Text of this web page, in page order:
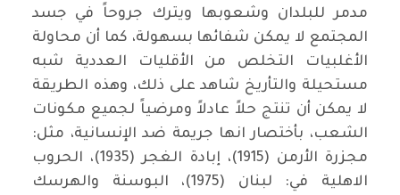
مدمر للبلدان وشعوبها ويترك جروحاً في جسد
المجتمع لا يمكن شفائها بسهولة، كما أن محاولة
الأغلبيات التخلص من الأقليات العددية شبه
مستحيلة والتأريخ شاهد على ذلك، وهذه الطريقة
لا يمكن أن تنتج حلاً عادلاً ومرضياً لجميع مكونات
الشعب، بأختصار انها جريمة ضد الإنسانية، مثل:
مجزرة الأرمن (1915)، إبادة الغجر (1935)، الحروب
الاهلية في: لبنان (1975)، البوسنة والهرسك